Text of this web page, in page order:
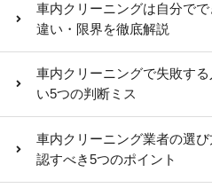
車内クリーニングは自分で
違い・限界を徹底解説
車内クリーニングで失敗す
い5つの判断ミス
車内クリーニング業者の選
認すべき5つのポイント